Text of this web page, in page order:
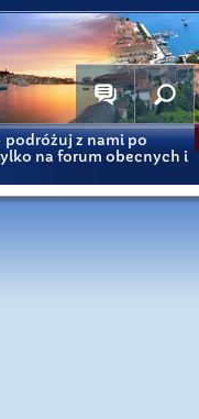
podróżuj z nami po
na forum obecnych i